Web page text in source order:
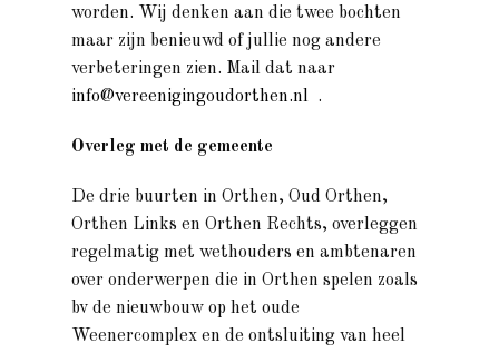
worden. Wij denken aan die twee bochten
maar zijn benieuwd of jullie nog andere
verbeteringen zien. Mail dat naar
info@vereenigingoudorthen.nl .
Overleg met de gemeente
De drie buurten in Orthen, Oud Orthen,
Orthen Links en Orthen Rechts, overleggen
regelmatig met wethouders en ambtenaren
over onderwerpen die in Orthen spelen zoals
bv de nieuwbouw op het oude
Weenercomplex en de ontsluiting van heel